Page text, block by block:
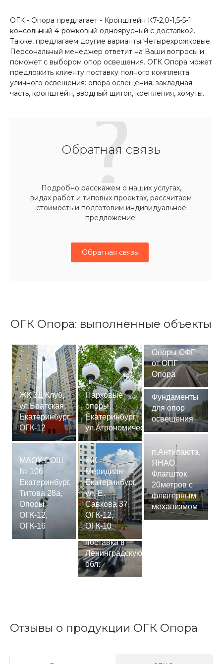
ОГК - Опора предлагает - Кронштейн К7-2,0-1,5-5-1
консольный 4-рожковый одноярусный с доставкой.
Также, предлагаем другие варианты Четырехрожковые.
Персональный менеджер ответит на Ваши вопросы и
поможет с выбором опор освещения. ОГК Опора может
предложить клиенту поставку полного комплекта
уличного освещения: опора освещения, закладная
часть, кронштейн, вводный щиток, крепления, хомуты.
Обратная связь
Подробно расскажем о наших услугах,
видах работ и типовых проектах, рассчитаем
стоимость и подготовим индивидуальное
предложение!
Обратная связь
ОГК Опора: выполненные объекты
ЖК 3Д Клуб,
ул.Братская,
Екатеринбург,
ОГК-12
МАОУ СОШ
№ 106
Екатеринбург,
Титова 28а,
Опоры
ОГК-12,
ОГК-16
Парковые
опоры,
Екатеринбург
ул.Агрономическая
ЖК
Меридиан
Екатеринбург,
ул. Е.
Савкова 37,
ОГК-12,
ОГК-10
Сваи
СМ-7,75м,
поставка в
Ленинградскую
обл.
Опоры СФГ
от ОПГ
Опора
Фундаменты
для опор
освещения
п.Антипаюта,
ЯНАО,
Флагшток
20метров с
флюгерным
механизмом
Отзывы о продукции ОГК Опора